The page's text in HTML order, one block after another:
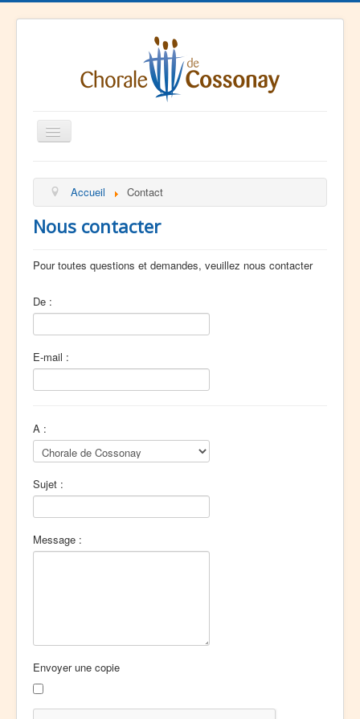
Basculer
la
Agenda
Ressources
Accueil Contact
Nous contacter
Pour toutes questions et demandes, veuillez nous contacter
De :
E-mail :
A :
Sujet :
Message :
Envoyer une copie